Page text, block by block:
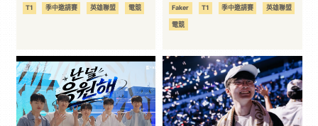
T1 季中邀請賽 英雄聯盟 電競
號種子，TL 時隔多年重返國
際賽
Faker T1 季中邀請賽 英雄聯盟
電競